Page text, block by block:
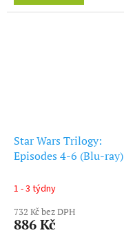
Star Wars Trilogy:
Episodes 4-6 (Blu-ray)
1 - 3 týdny
732 Kč bez DPH
886 Kč